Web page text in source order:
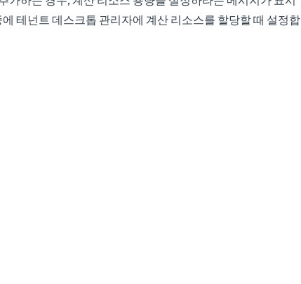
테넌트 데스크톱 관리자에 계산 리소스를 할당할 때 설정합